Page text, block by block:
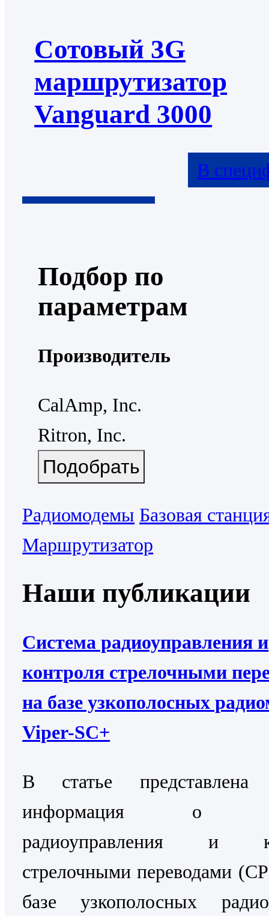
Сотовый 3G
маршрутизатор
Vanguard 3000
В
Подбор по
параметрам
Производитель
CalAmp, Inc.
Ritron, Inc.
Радиомодемы Базовая
Маршрутизатор
Наши публикации
Система радиоуправления и
контроля стрелочными
на базе узкополосных
Viper-SC+
В статье представлена
информация о
радиоуправления и
стрелочными переводами
базе узкополосных